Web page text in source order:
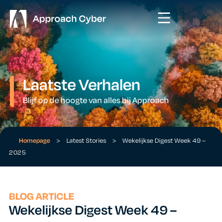
Laatste Verhalen
Blijf op de hoogte van alles bij Approach
Homepage > Latest Stories >
Wekelijkse Digest Week 49 –
2025
BLOG ARTICLE
Wekelijkse Digest Week 49 –